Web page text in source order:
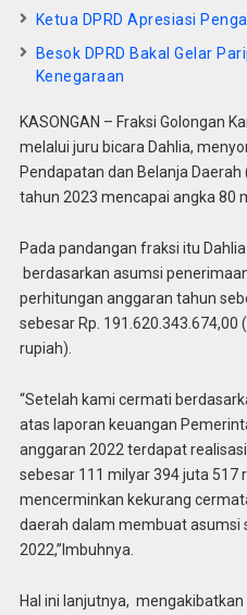
Ketua DPRD Apresiasi
Besok DPRD Bakal Gelar
Kenegaraan
KASONGAN – Fraksi Golongan
melalui juru bicara Dahlia,
Pendapatan dan Belanja
tahun 2023 mencapai angka 80
Pada pandangan fraksi itu
berdasarkan asumsi
perhitungan anggaran tahun
sebesar Rp.
rupiah).
“Setelah kami cermati
atas laporan keuangan
anggaran 2022 terdapat
sebesar 111 milyar 394 juta 517
mencerminkan kekurang
daerah dalam membuat asumsi
2022,”Imbuhnya.
Hal ini lanjutnya,